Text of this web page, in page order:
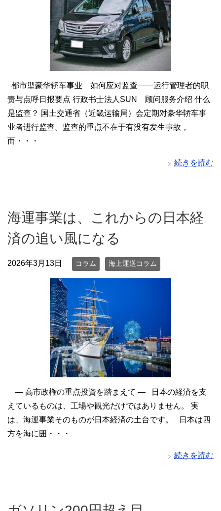
都市型豪华轿车事业 如何应对监查——运行管理者的职
责与点呼日报要点 行政书士法人SUN 顾问服务介绍 什么
是监查？ 国土交通省（近畿运输局）会定期对豪华轿车事
业者进行监查。监查的重点不在于有没有发生事故，
而・・・
続きを読む
海運事業は、これからの日本経
済の追い風になる
2026年3月13日 コラム 海上運送コラム
― 高市政権の重点投資を踏まえて ― 日本の経済を支
えているものは、工場や観光だけではありません。 実
は、海運事業そのものが日本経済の土台です。 日本は四
方を海に囲・・・
続きを読む